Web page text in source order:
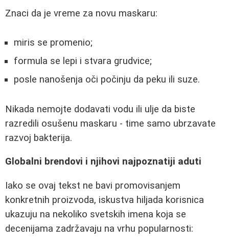
Znaci da je vreme za novu maskaru:
miris se promenio;
formula se lepi i stvara grudvice;
posle nanošenja oči počinju da peku ili suze.
Nikada nemojte dodavati vodu ili ulje da biste
razredili osušenu maskaru - time samo ubrzavate
razvoj bakterija.
Globalni brendovi i njihovi najpoznatiji aduti
Iako se ovaj tekst ne bavi promovisanjem
konkretnih proizvoda, iskustva hiljada korisnica
ukazuju na nekoliko svetskih imena koja se
decenijama zadržavaju na vrhu popularnosti: